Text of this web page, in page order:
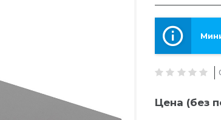
Цена (без